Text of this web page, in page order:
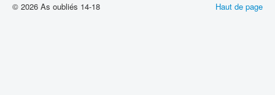
Haut de page
© 2026 As oubliés 14-18